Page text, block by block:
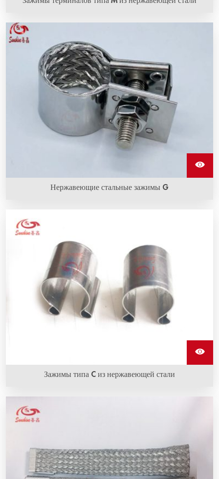
Зажимы терминалов типа M из нержавеющей стали -
это вид крепления для нагревательных элементов из
карбида кремния и изготовлены из
высококачественной нержавеющей стали.
Нержавеющие стальные зажимы G
нержавеющей стали, с его помощью оплетка провода
крепится к нагревательным элементам из карбида
Зажимы типа C из нержавеющей стали
Зажимы типа C из нержавеющей стали используются
для надежного крепления оплетки провода к
нагревательным элементам из карбида кремния.